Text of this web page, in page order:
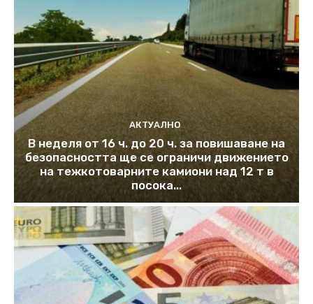
АКТУАЛНО
В неделя от 16 ч. до 20 ч. за повишаване на
безопасността ще се ограничи движението
на тежкотоварните камиони над 12 т в
посока...